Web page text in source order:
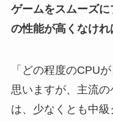
ゲームをスムーズ
の性能が高くなけれ
「どの程度のCPU
思いますが、主流
は、少なくとも中